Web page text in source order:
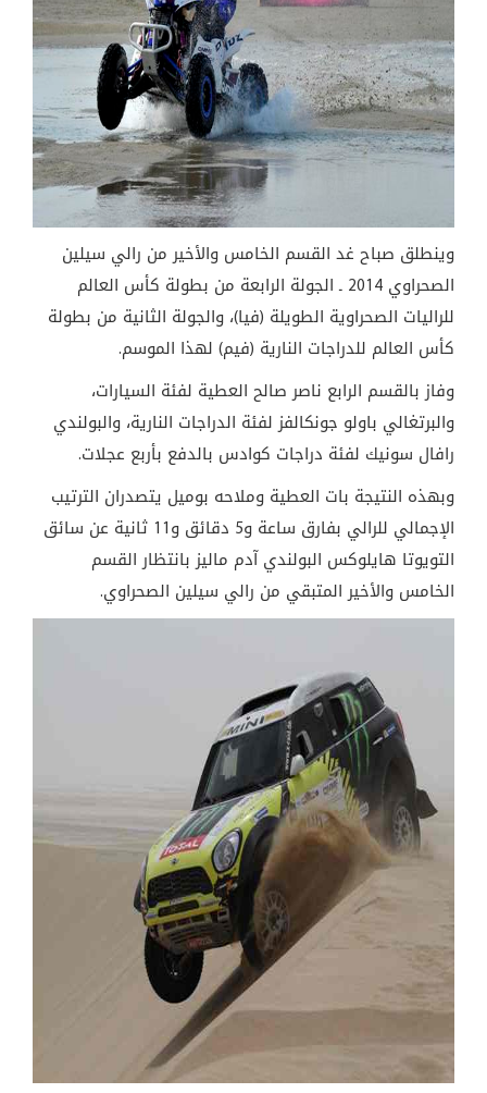
وينطلق صباح غد القسم الخامس والأخير من رالي سيلين
الصحراوي 2014 ـ الجولة الرابعة من بطولة كأس العالم
للراليات الصحراوية الطويلة (فيا)، والجولة الثانية من بطولة
كأس العالم للدراجات النارية (فيم) لهذا الموسم.
وفاز بالقسم الرابع ناصر صالح العطية لفئة السيارات،
والبرتغالي باولو جونكالفز لفئة الدراجات النارية، والبولندي
رافال سونيك لفئة دراجات كوادس بالدفع بأربع عجلات.
وبهذه النتيجة بات العطية وملاحه بوميل يتصدران الترتيب
الإجمالي للرالي بفارق ساعة و5 دقائق و11 ثانية عن سائق
التويوتا هايلوكس البولندي آدم ماليز بانتظار القسم
الخامس والأخير المتبقي من رالي سيلين الصحراوي.